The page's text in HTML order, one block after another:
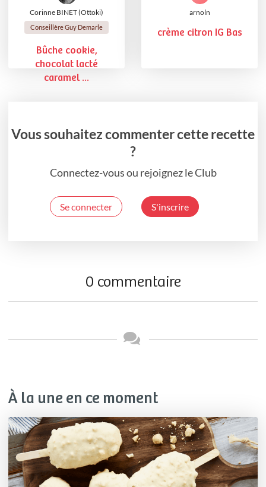
Corinne BINET (Ottoki)
Conseillère Guy Demarle
Bûche cookie,
chocolat lacté
caramel ...
arnoln
crème citron IG Bas
Vous souhaitez commenter cette recette
?
Connectez-vous ou rejoignez le Club
Se connecter S'inscrire
0 commentaire
À la une en ce moment